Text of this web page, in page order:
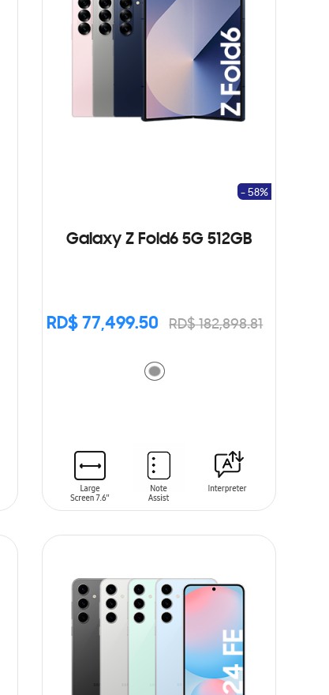
Galaxy Z Fold6 5G 512GB
RD$ 77,499.50 RD$ 182,898.81
- 58%